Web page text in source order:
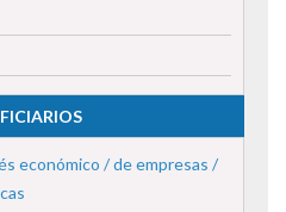
económico / de empresas /